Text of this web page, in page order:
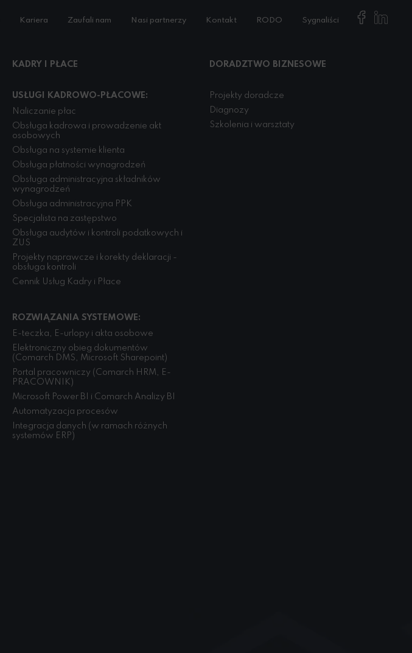
Kariera Zaufali nam Nasi partnerzy Kontakt RODO Sygnaliści
KADRY I PŁACE
USŁUGI KADROWO-PŁACOWE:
Naliczanie płac
Obsługa kadrowa i prowadzenie akt
osobowych
Obsługa na systemie klienta
Obsługa płatności wynagrodzeń
Obsługa administracyjna składników
wynagrodzeń
Obsługa administracyjna PPK
Specjalista na zastępstwo
Obsługa audytów i kontroli podatkowych i
ZUS
Projekty naprawcze i korekty deklaracji -
obsługa kontroli
Cennik Usług Kadry i Płace
ROZWIĄZANIA SYSTEMOWE:
E-teczka, E-urlopy i akta osobowe
Elektroniczny obieg dokumentów
(Comarch DMS, Microsoft Sharepoint)
Portal pracowniczy (Comarch HRM, E-
PRACOWNIK)
Microsoft Power BI i Comarch Analizy BI
Automatyzacja procesów
Integracja danych (w ramach różnych
systemów ERP)
DORADZTWO BIZNESOWE
Projekty doradcze
Diagnozy
Szkolenia i warsztaty